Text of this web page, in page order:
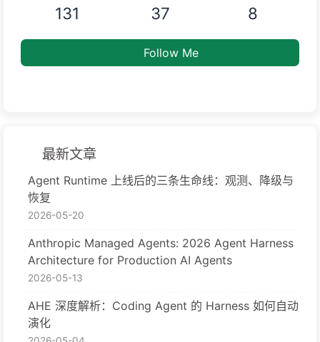
131 37 8
Follow Me
最新文章
Agent Runtime 上线后的三条生命线：观测、降级与
恢复
2026-05-20
Anthropic Managed Agents: 2026 Agent Harness
Architecture for Production AI Agents
2026-05-13
AHE 深度解析：Coding Agent 的 Harness 如何自动
演化